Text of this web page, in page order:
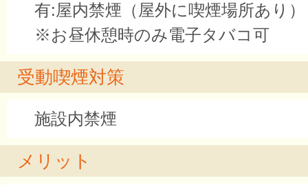
有:屋内禁煙（屋外に喫煙場所あり）
※お昼休憩時のみ電子タバコ可
受動喫煙対策
施設内禁煙
メリット